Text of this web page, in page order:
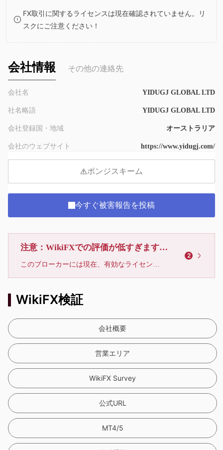
5
6
7
6
7
FX取引に関するライセンスは現在確認されていません。リ
スクにご注意ください！
会社情報 その他の連絡先
会社名 YIDUGJ GLOBAL LTD
社名略語 YIDUGJ GLOBAL LTD
会社登録国・地域 オーストラリア
会社のウェブサイト https://www.yidugj.com/
ポンジスキーム
今すぐ被害報告を投稿
注意：WikiFXでの評価が低すぎます、利用しないでください
このブローカーには現在、有効なライセンスが確認されていません。リスクにご注意下さい！
2
WikiFX検証
会社概要
営業エリア
WikiFX Survey
公式URL
MT4/5